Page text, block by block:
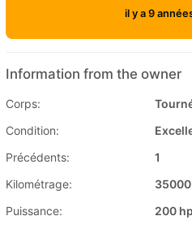
il y a 9
Information from the owner
Corps:
Condition:
Précédents:
1
Kilométrage:
Puissance:
200 hp